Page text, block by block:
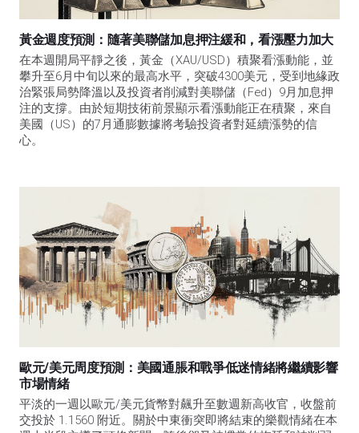
黃金週度預測：隨著美聯儲加息押注緩和，看漲壓力加大
在本週開局平靜之後，黃金（XAU/USD）積聚看漲動能，並
攀升至6月中旬以來的最高水平，突破4300美元，受到地緣政
治緊張局勢降溫以及投資者削減對美聯儲（Fed）9月加息押
注的支撐。由於短期技術前景顯示看漲動能正在積聚，來自
美國（US）的7月通膨數據將考驗投資者對延續漲勢的信
心。
歐元/美元周度預測：美國通脹和戰爭低迷情緒將繼續影響
市場情緒
平淡的一週以歐元/美元貨幣對飆升至數週新高收官，收盤前
交投於 1.1560 附近。關於中東衝突即將結束的樂觀情緒在本